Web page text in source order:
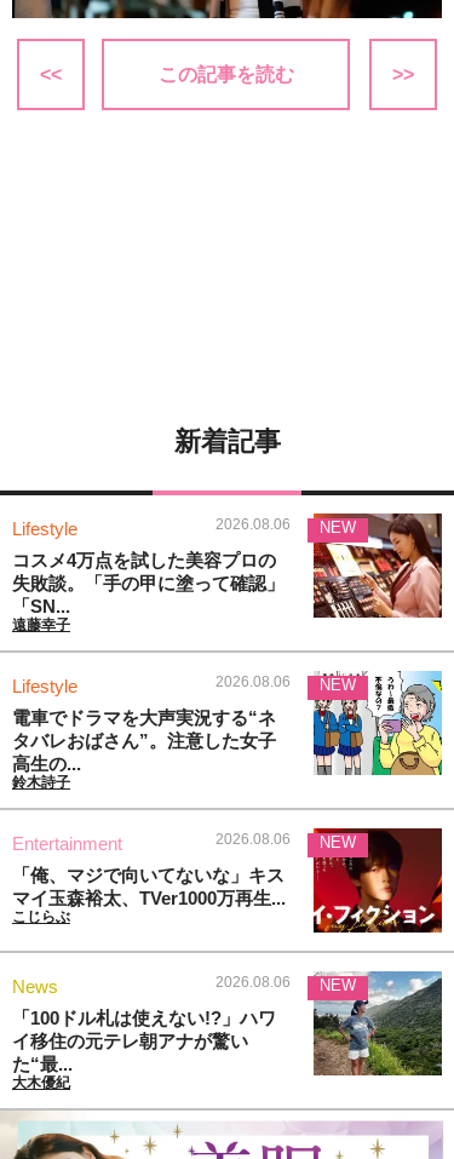
<< この記事を読む >>
新着記事
Lifestyle 2026.08.06
コスメ4万点を試した美容プロの
失敗談。「手の甲に塗って確認」
「SN...
遠藤幸子
NEW
Lifestyle 2026.08.06
電車でドラマを大声実況する“ネ
タバレおばさん”。注意した女子
高生の...
鈴木詩子
NEW
Entertainment 2026.08.06
「俺、マジで向いてないな」キス
マイ玉森裕太、TVer1000万再生...
こじらぶ
NEW
News 2026.08.06
「100ドル札は使えない!?」ハワ
イ移住の元テレ朝アナが驚い
た“最...
大木優紀
NEW